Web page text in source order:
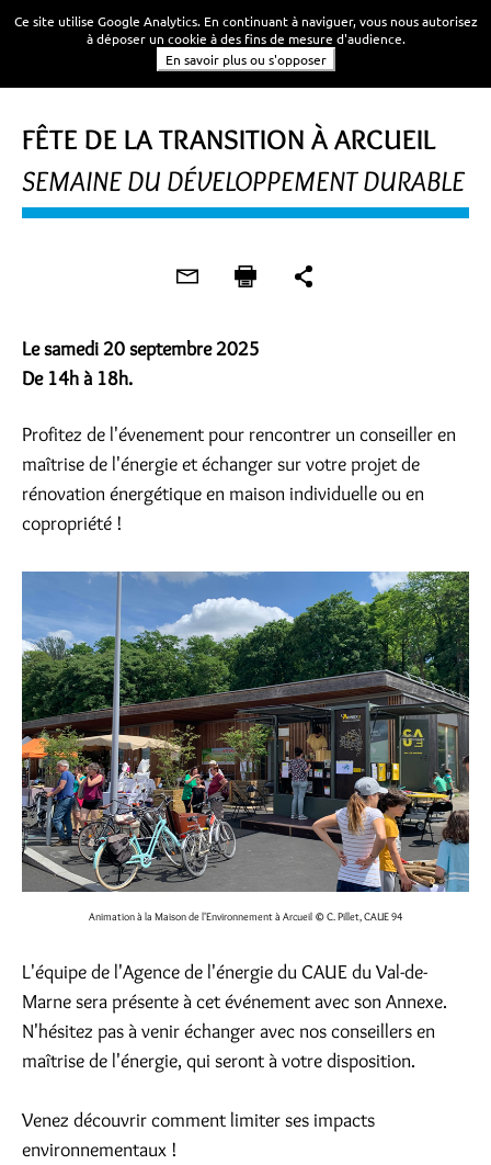
ÉVÈNEMENTS
FÊTE DE LA TRANSITION À ARCUEIL
SEMAINE DU DÉVELOPPEMENT DURABLE
Le samedi 20 septembre 2025
De 14h à 18h.
Profitez de l'évenement pour rencontrer un conseiller en
maîtrise de l'énergie et échanger sur votre projet de
rénovation énergétique en maison individuelle ou en
copropriété !
Animation à la Maison de l'Environnement à Arcueil © C. Pillet, CAUE 94
L'équipe de l'Agence de l'énergie du CAUE du Val-de-
Marne sera présente à cet événement avec son Annexe.
N'hésitez pas à venir échanger avec nos conseillers en
maîtrise de l'énergie, qui seront à votre disposition.
Venez découvrir comment limiter ses impacts
environnementaux !
Ce site utilise Google Analytics. En continuant à naviguer, vous nous autorisez
à déposer un cookie à des fins de mesure d'audience.
En savoir plus ou s'opposer